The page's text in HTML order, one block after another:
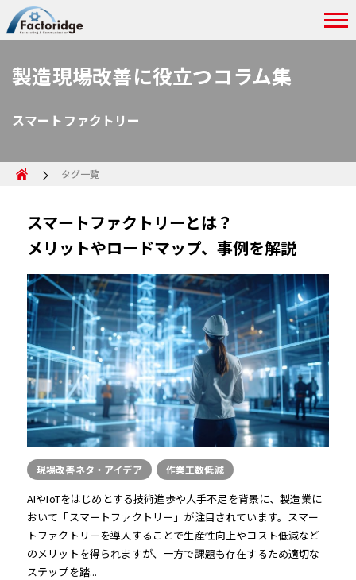
製造現場改善に役立つコラム集
スマートファクトリー
タグ一覧
スマートファクトリーとは？
メリットやロードマップ、事例を解説
現場改善ネタ・アイデア 作業工数低減
AIやIoTをはじめとする技術進歩や人手不足を背景に、製造業に
おいて「スマートファクトリー」が注目されています。スマー
トファクトリーを導入することで生産性向上やコスト低減など
のメリットを得られますが、一方で課題も存在するため適切な
ステップを踏...